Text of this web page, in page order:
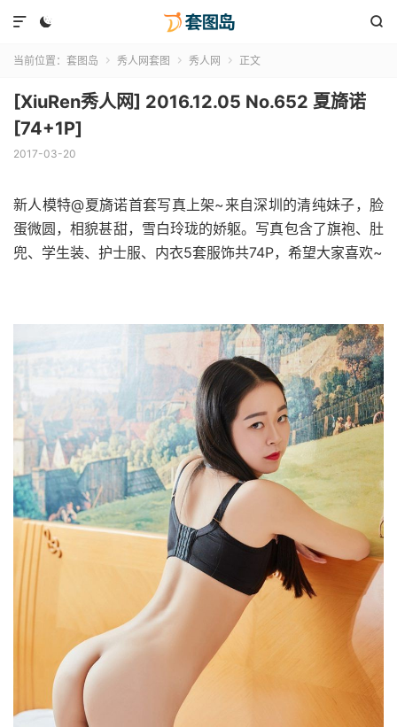
 

当前位置： 套图岛  秀人网套图  秀人网  正文
[XiuRen秀人网] 2016.12.05 No.652 夏旖诺
[74+1P]
2017-03-20
新人模特@夏旖诺首套写真上架~来自深圳的清纯妹子，脸
蛋微圆，相貌甚甜，雪白玲珑的娇躯。写真包含了旗袍、肚
兜、学生装、护士服、内衣5套服饰共74P，希望大家喜欢~